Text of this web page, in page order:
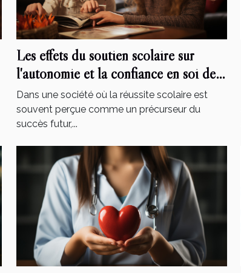
Les effets du soutien scolaire sur
l'autonomie et la confiance en soi des
élèves
Dans une société où la réussite scolaire est
souvent perçue comme un précurseur du
succès futur,...